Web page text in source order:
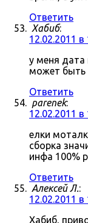
Ответить
Хабиб:
12.02.2011 в
у меня дата
может быть
Ответить
parenek:
12.02.2011 в
елки
сборка
инфа 100%
Ответить
Алексей Л.:
12.02.2011 в
Хабиб,